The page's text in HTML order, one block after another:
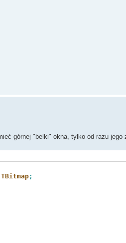
górnej "belki" okna, tylko od razu jego
TBitmap ;